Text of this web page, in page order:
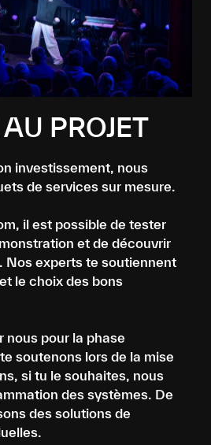
PROJET
investissement, nous
de services sur mesure.
il est possible de tester
et de découvrir
Nos experts te soutiennent
le choix des bons
nous pour la phase
soutenons lors de la mise
si tu le souhaites, nous
des systèmes. De
des solutions de